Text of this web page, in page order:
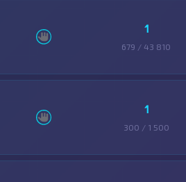
1
679 / 43 810
1
300 / 1 500